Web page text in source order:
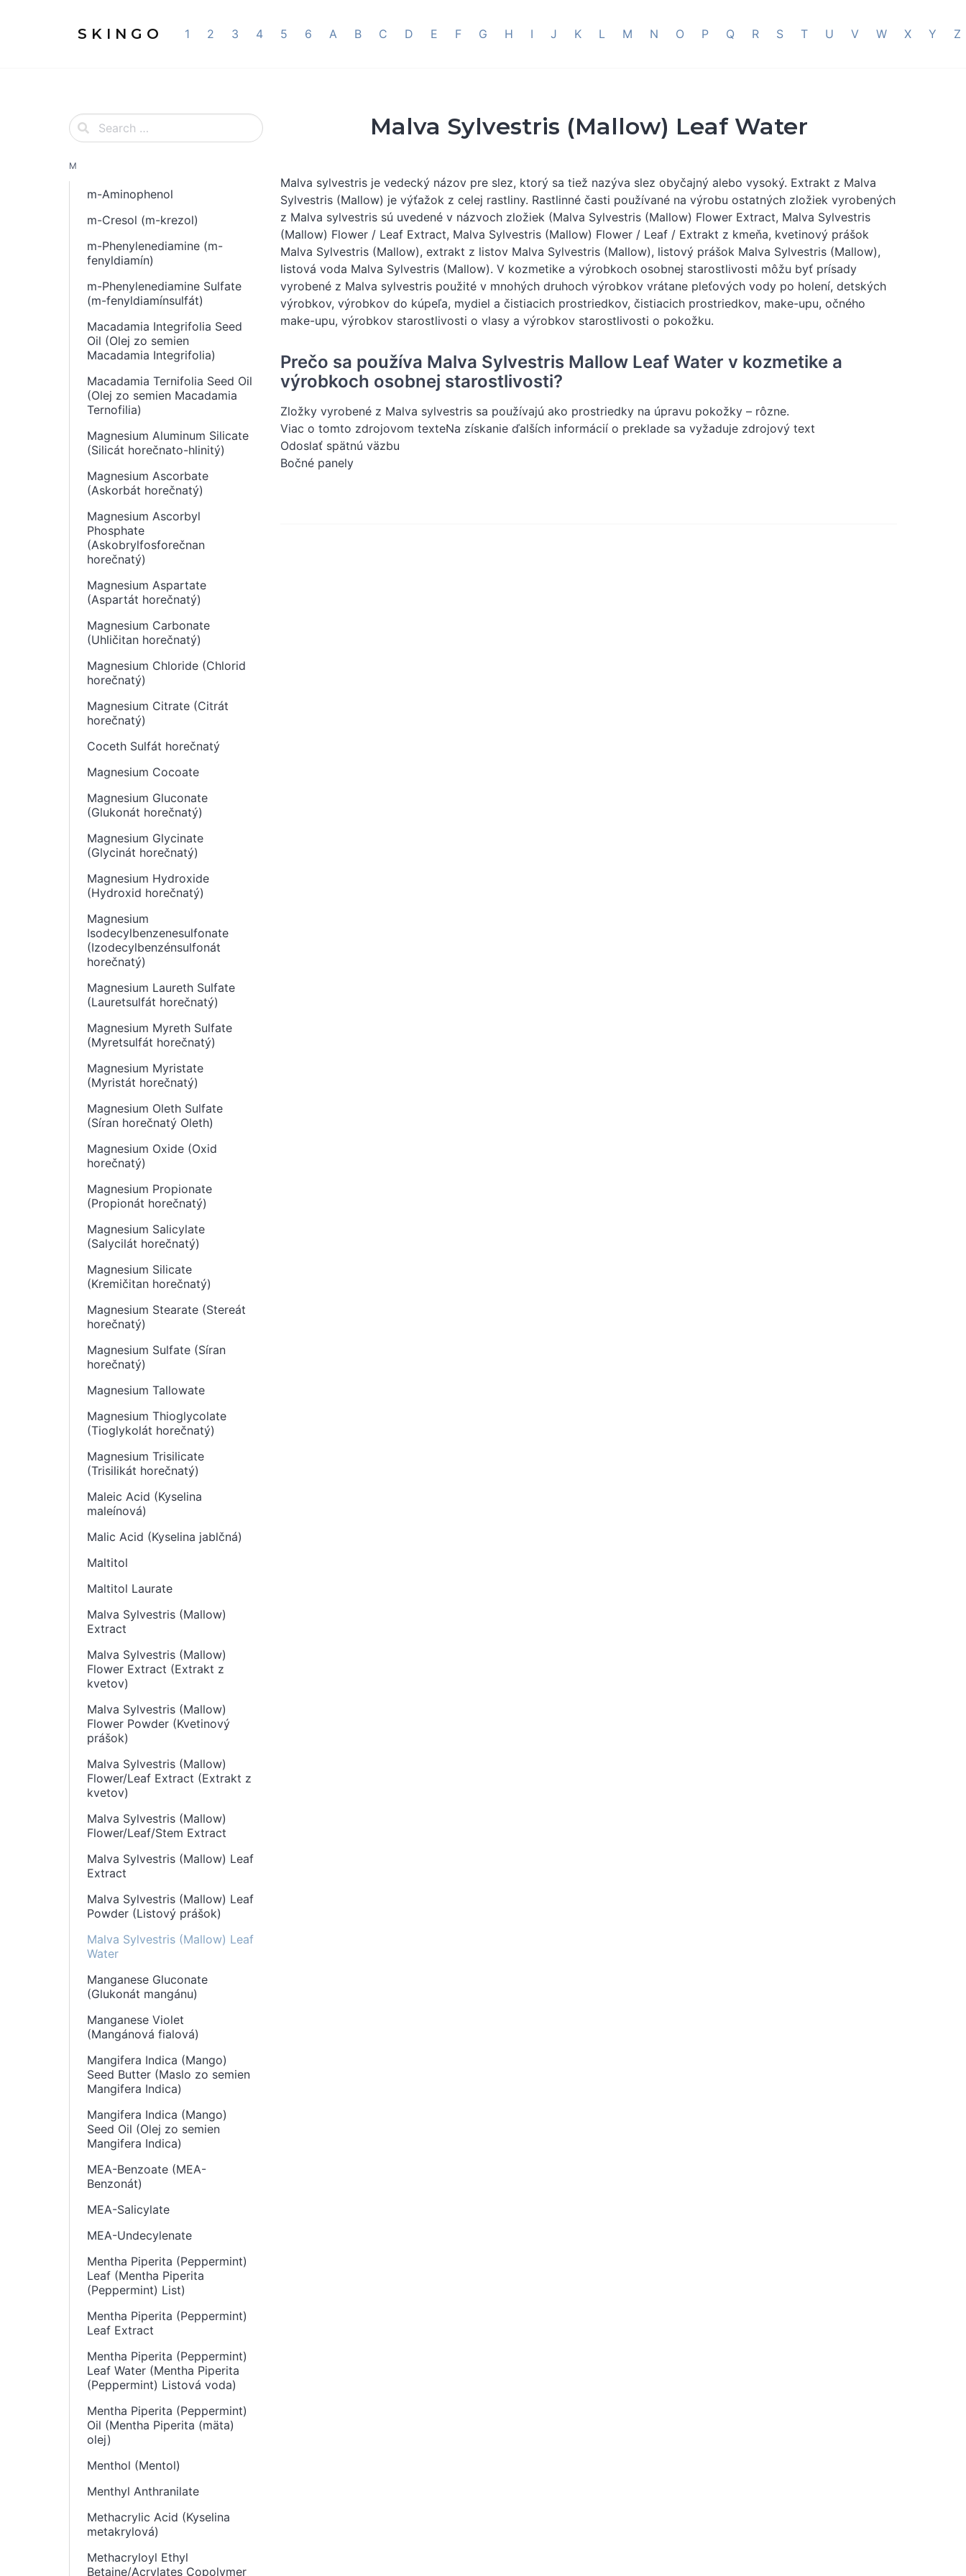
S K I N G O 1 2 3 4 5 6 A B C D E F G H I J K L M N O P Q R S T U V W X Y Z
M
m-Aminophenol
m-Cresol (m-krezol)
m-Phenylenediamine (m-
fenyldiamín)
m-Phenylenediamine Sulfate
(m-fenyldiamínsulfát)
Macadamia Integrifolia Seed
Oil (Olej zo semien
Macadamia Integrifolia)
Macadamia Ternifolia Seed Oil
(Olej zo semien Macadamia
Ternofilia)
Magnesium Aluminum Silicate
(Silicát horečnato-hlinitý)
Magnesium Ascorbate
(Askorbát horečnatý)
Magnesium Ascorbyl
Phosphate
(Askobrylfosforečnan
horečnatý)
Magnesium Aspartate
(Aspartát horečnatý)
Magnesium Carbonate
(Uhličitan horečnatý)
Magnesium Chloride (Chlorid
horečnatý)
Magnesium Citrate (Citrát
horečnatý)
Coceth Sulfát horečnatý
Magnesium Cocoate
Magnesium Gluconate
(Glukonát horečnatý)
Magnesium Glycinate
(Glycinát horečnatý)
Magnesium Hydroxide
(Hydroxid horečnatý)
Magnesium
Isodecylbenzenesulfonate
(Izodecylbenzénsulfonát
horečnatý)
Magnesium Laureth Sulfate
(Lauretsulfát horečnatý)
Magnesium Myreth Sulfate
(Myretsulfát horečnatý)
Magnesium Myristate
(Myristát horečnatý)
Magnesium Oleth Sulfate
(Síran horečnatý Oleth)
Magnesium Oxide (Oxid
horečnatý)
Magnesium Propionate
(Propionát horečnatý)
Magnesium Salicylate
(Salycilát horečnatý)
Magnesium Silicate
(Kremičitan horečnatý)
Magnesium Stearate (Stereát
horečnatý)
Magnesium Sulfate (Síran
horečnatý)
Magnesium Tallowate
Magnesium Thioglycolate
(Tioglykolát horečnatý)
Magnesium Trisilicate
(Trisilikát horečnatý)
Maleic Acid (Kyselina
maleínová)
Malic Acid (Kyselina jablčná)
Maltitol
Maltitol Laurate
Malva Sylvestris (Mallow)
Extract
Malva Sylvestris (Mallow)
Flower Extract (Extrakt z
kvetov)
Malva Sylvestris (Mallow)
Flower Powder (Kvetinový
prášok)
Malva Sylvestris (Mallow)
Flower/Leaf Extract (Extrakt z
kvetov)
Malva Sylvestris (Mallow)
Flower/Leaf/Stem Extract
Malva Sylvestris (Mallow) Leaf
Extract
Malva Sylvestris (Mallow) Leaf
Powder (Listový prášok)
Malva Sylvestris (Mallow) Leaf
Water
Manganese Gluconate
(Glukonát mangánu)
Manganese Violet
(Mangánová fialová)
Mangifera Indica (Mango)
Seed Butter (Maslo zo semien
Mangifera Indica)
Mangifera Indica (Mango)
Seed Oil (Olej zo semien
Mangifera Indica)
MEA-Benzoate (MEA-
Benzonát)
MEA-Salicylate
MEA-Undecylenate
Mentha Piperita (Peppermint)
Leaf (Mentha Piperita
(Peppermint) List)
Mentha Piperita (Peppermint)
Leaf Extract
Mentha Piperita (Peppermint)
Leaf Water (Mentha Piperita
(Peppermint) Listová voda)
Mentha Piperita (Peppermint)
Oil (Mentha Piperita (mäta)
olej)
Menthol (Mentol)
Menthyl Anthranilate
Methacrylic Acid (Kyselina
metakrylová)
Methacryloyl Ethyl
Betaine/Acrylates Copolymer
Malva Sylvestris (Mallow) Leaf Water
Malva sylvestris je vedecký názov pre slez, ktorý sa tiež nazýva slez obyčajný alebo vysoký. Extrakt z Malva
Sylvestris (Mallow) je výťažok z celej rastliny. Rastlinné časti používané na výrobu ostatných zložiek vyrobených
z Malva sylvestris sú uvedené v názvoch zložiek (Malva Sylvestris (Mallow) Flower Extract, Malva Sylvestris
(Mallow) Flower / Leaf Extract, Malva Sylvestris (Mallow) Flower / Leaf / Extrakt z kmeňa, kvetinový prášok
Malva Sylvestris (Mallow), extrakt z listov Malva Sylvestris (Mallow), listový prášok Malva Sylvestris (Mallow),
listová voda Malva Sylvestris (Mallow). V kozmetike a výrobkoch osobnej starostlivosti môžu byť prísady
vyrobené z Malva sylvestris použité v mnohých druhoch výrobkov vrátane pleťových vody po holení, detských
výrobkov, výrobkov do kúpeľa, mydiel a čistiacich prostriedkov, čistiacich prostriedkov, make-upu, očného
make-upu, výrobkov starostlivosti o vlasy a výrobkov starostlivosti o pokožku.
Prečo sa používa Malva Sylvestris Mallow Leaf Water v kozmetike a
výrobkoch osobnej starostlivosti?
Zložky vyrobené z Malva sylvestris sa používajú ako prostriedky na úpravu pokožky – rôzne.
Viac o tomto zdrojovom texteNa získanie ďalších informácií o preklade sa vyžaduje zdrojový text
Odoslať spätnú väzbu
Bočné panely